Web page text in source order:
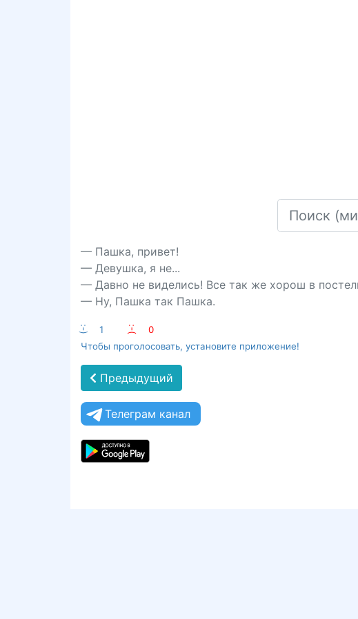
— Пашка, привет!
— Девушка, я не...
— Давно не виделись! Все так же хорош в
— Ну, Пашка так Пашка.
:-) 1 :-(
0
Чтобы проголосовать, установите приложение!
Предыдущий
Телеграм канал